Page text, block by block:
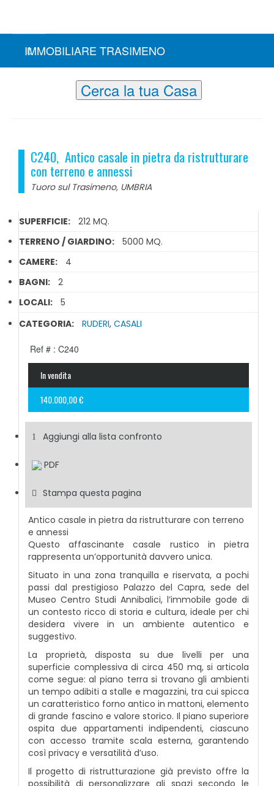
IMMOBILIARE TRASIMENO
Cerca la tua Casa
C240, Antico casale in pietra da ristrutturare
con terreno e annessi
Tuoro sul Trasimeno, UMBRIA
SUPERFICIE:
212 MQ.
TERRENO / GIARDINO:
5000 MQ.
CAMERE:
4
BAGNI:
2
LOCALI:
5
CATEGORIA:
RUDERI, CASALI
Ref # : C240
In vendita
140.000,00 €
Aggiungi alla lista confronto
PDF
Stampa questa pagina
Antico casale in pietra da ristrutturare con terreno
e annessi
Questo affascinante casale rustico in pietra
rappresenta un’opportunità davvero unica.
Situato in una zona tranquilla e riservata, a pochi
passi dal prestigioso Palazzo del Capra, sede del
Museo Centro Studi Annibalici, l’immobile gode di
un contesto ricco di storia e cultura, ideale per chi
desidera vivere in un ambiente autentico e
suggestivo.
La proprietà, disposta su due livelli per una
superficie complessiva di circa 450 mq, si articola
come segue: al piano terra si trovano gli ambienti
un tempo adibiti a stalle e magazzini, tra cui spicca
un caratteristico forno antico in mattoni, elemento
di grande fascino e valore storico. Il piano superiore
ospita due appartamenti indipendenti, ciascuno
con accesso tramite scala esterna, garantendo
così privacy e versatilità d’uso.
Il progetto di ristrutturazione già previsto offre la
possibilità di personalizzare gli spazi secondo le